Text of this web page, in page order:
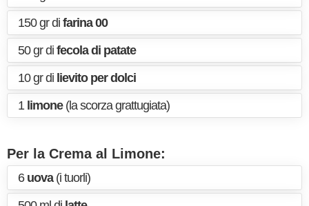
150 gr di farina 00
50 gr di fecola di patate
10 gr di lievito per dolci
1 limone(la scorza grattugiata)
Per la Crema al Limone:
6 uova(i tuorli)